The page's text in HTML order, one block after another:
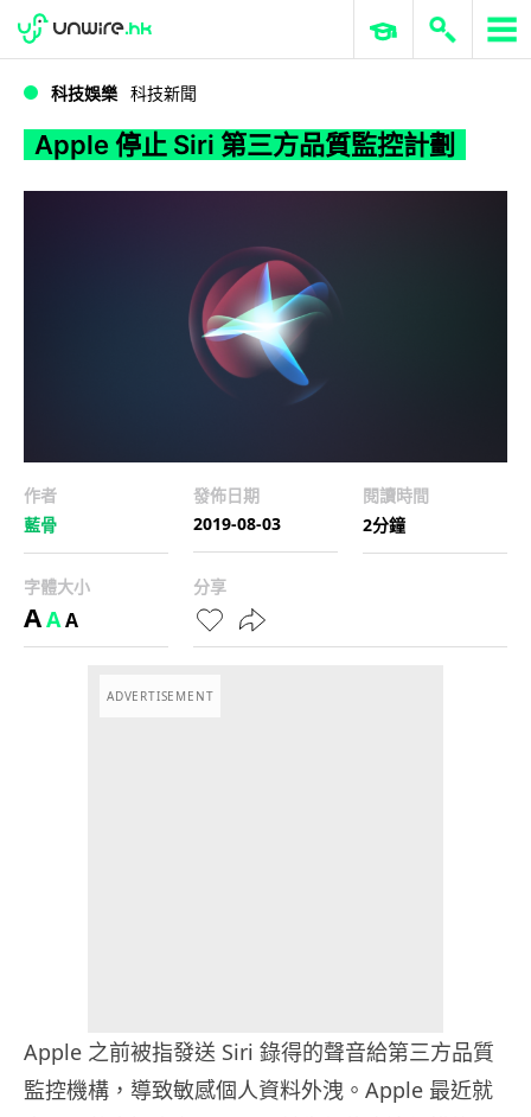
Apple 停止 Siri 第三方品質監控計劃
WWDC 2026 ERP 與商業 AI
科技娛樂 科技新聞
Apple 停止 Siri 第三方品質監控計劃
作者
藍骨
發佈日期
2019-08-03
閱讀時間
2分鐘
字體大小
AAA
分享
ADVERTISEMENT
Apple 之前被指發送 Siri 錄得的聲音給第三方品質
監控機構，導致敏感個人資料外洩。Apple 最近就